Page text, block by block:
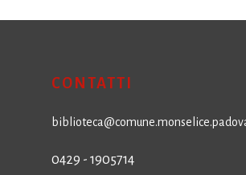
CONTATTI
0429 - 1905714